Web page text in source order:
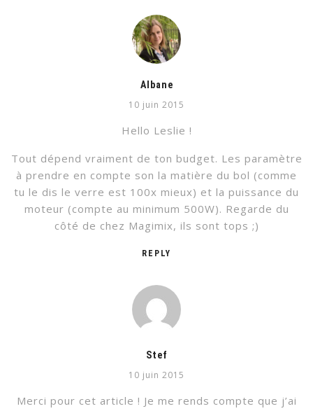
Albane
10 juin 2015
REPLY
Hello Leslie !
Tout dépend vraiment de ton budget. Les paramètre
à prendre en compte son la matière du bol (comme
tu le dis le verre est 100x mieux) et la puissance du
moteur (compte au minimum 500W). Regarde du
côté de chez Magimix, ils sont tops ;)
Stef
10 juin 2015
Merci pour cet article ! Je me rends compte que j’ai